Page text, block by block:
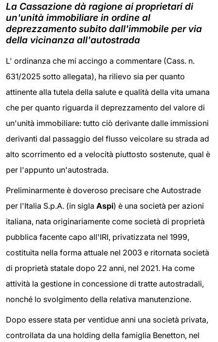
La Cassazione dà ragione ai proprietari di
un'unità immobiliare in ordine al
deprezzamento subito dall'immobile per via
della vicinanza all'autostrada
L' ordinanza che mi accingo a commentare (Cass. n.
631/2025 sotto allegata), ha rilievo sia per quanto
attinente alla tutela della salute e qualità della vita umana
che per quanto riguarda il deprezzamento del valore di
un'unità immobiliare: tutto ciò derivante dalle immissioni
derivanti dal passaggio del flusso veicolare su strada ad
alto scorrimento ed a velocità piuttosto sostenute, qual è
per l'appunto un'autostrada.
Preliminarmente è doveroso precisare che Autostrade
per l'Italia S.p.A. (in sigla Aspi) è una società per azioni
italiana, nata originariamente come società di proprietà
pubblica facente capo all'IRI, privatizzata nel 1999,
costituita nella forma attuale nel 2003 e ritornata società
di proprietà statale dopo 22 anni, nel 2021. Ha come
attività la gestione in concessione di tratte autostradali,
nonché lo svolgimento della relativa manutenzione.
Dopo essere stata per ventidue anni una società privata,
controllata da una holding della famiglia Benetton, nel